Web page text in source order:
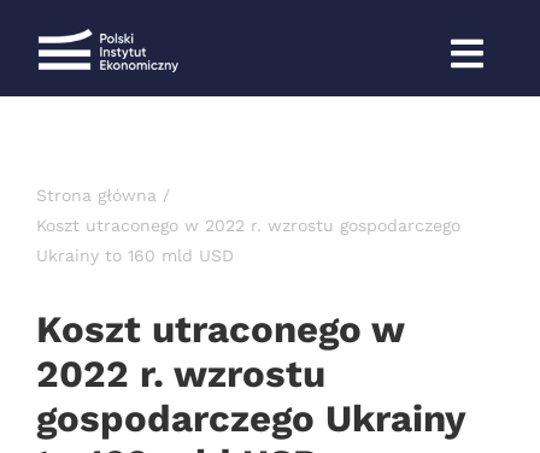
Strona główna
Koszt utraconego w 2022 r. wzrostu gospodarczego
Ukrainy to 160 mld USD
Koszt utraconego w
2022 r. wzrostu
gospodarczego Ukrainy